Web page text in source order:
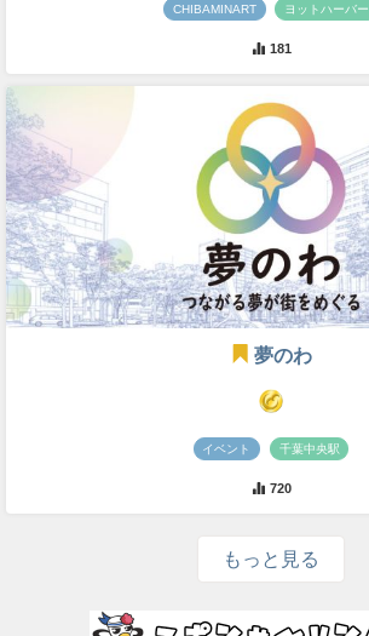
CHIBAMINART ヨットハーバー
181
夢のわ
イベント 千葉中央駅
720
もっと見る